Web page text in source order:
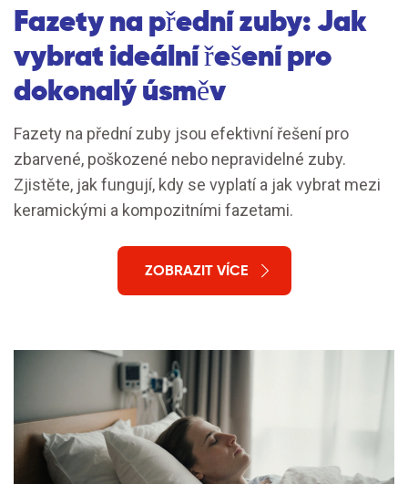
Fazety na přední zuby: Jak
vybrat ideální řešení pro
dokonalý úsměv
Fazety na přední zuby jsou efektivní řešení pro
zbarvené, poškozené nebo nepravidelné zuby.
Zjistěte, jak fungují, kdy se vyplatí a jak vybrat mezi
keramickými a kompozitními fazetami.
ZOBRAZIT VÍCE